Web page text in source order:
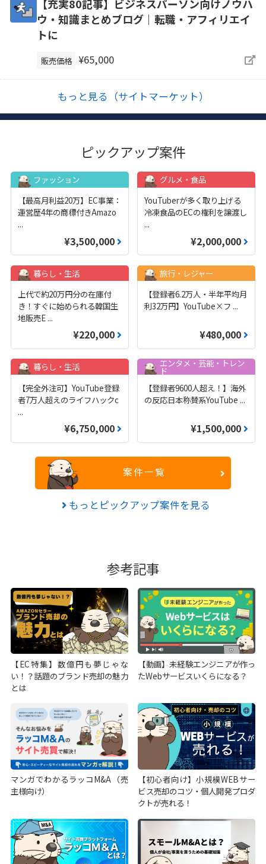
【充実80記事】ビジネスパーソン向けノウハ
ウ・知識まとめブログ｜転職・アフィリエイ
トに
販売価格 ¥65,000
もっと見る（サイトマーケット）
ピックアップ案件
ファッション
【最高月利益20万】EC事業：
運営歴4年の商標付きAmazo
...
¥3,500,000
グルメ・食品
YouTuberが多く取り上げる
冷凍食品のECの権利を譲渡し
...
¥2,000,000
暮らし・生活
上代で約20万円分の在庫付
き！すぐに始められる韓国生
地販売E ...
¥220,000
旅行・レジャー
【登録者6.2万人・半年平均月
利32万円】YouTube×フ ...
¥480,000
暮らし・生活
【完全外注可】YouTube登録
者7万人超えのライフハックc
...
¥6,750,000
エンタメ・芸能・トレン
ド
【登録者9600人超え！】海外
の反応日本称賛系YouTube ...
¥1,500,000
案件一覧
もっとピックアップ案件を見る
参考記事
【EC特集】数億円も夢じゃな
い！？話題のブランド売却の魅力
とは
【動画】未経験エンジニアが作っ
たWebサービスいくらになる？
マンガでわかるラッコM&A（売
主様向け）
【初心者向け】小規模WEBサー
ビス売却のコツ・個人開発プロダ
クトが売れる！